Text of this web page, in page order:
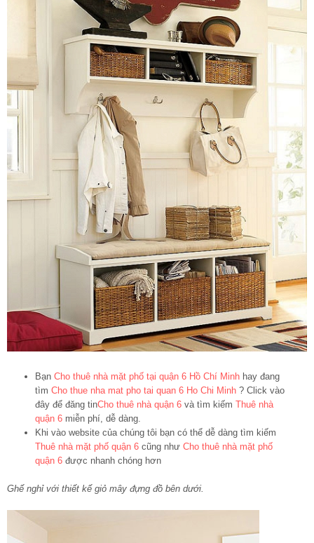
Bạn Cho thuê nhà mặt phố tại quận 6 Hồ Chí Minh hay đang
tìm Cho thue nha mat pho tai quan 6 Ho Chi Minh ? Click vào
đây để đăng tinCho thuê nhà quận 6 và tìm kiếm Thuê nhà
quận 6 miễn phí, dễ dàng.
Khi vào website của chúng tôi bạn có thể dễ dàng tìm kiếm
Thuê nhà mặt phố quận 6 cũng như Cho thuê nhà mặt phố
quận 6 được nhanh chóng hơn
Ghế nghỉ với thiết kế giỏ mây đựng đồ bên dưới.